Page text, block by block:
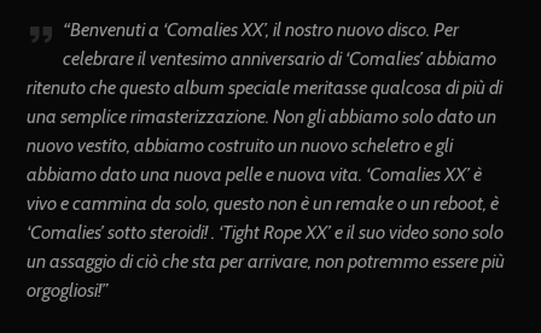
“Benvenuti a ‘Comalies XX’, il nostro nuovo disco. Per
celebrare il ventesimo anniversario di ‘Comalies’ abbiamo
ritenuto che questo album speciale meritasse qualcosa di più di
una semplice rimasterizzazione. Non gli abbiamo solo dato un
nuovo vestito, abbiamo costruito un nuovo scheletro e gli
abbiamo dato una nuova pelle e nuova vita. ‘Comalies XX’ è
vivo e cammina da solo, questo non è un remake o un reboot, è
‘Comalies’ sotto steroidi! . ‘Tight Rope XX’ e il suo video sono solo
un assaggio di ciò che sta per arrivare, non potremmo essere più
orgogliosi!”